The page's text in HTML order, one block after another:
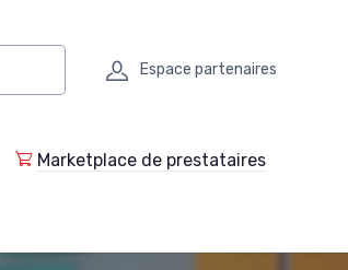
Espace partenaires
Marketplace de prestataires